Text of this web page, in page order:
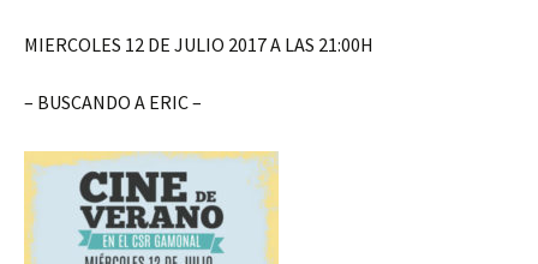
MIERCOLES 12 DE JULIO 2017 A LAS 21:00H
– BUSCANDO A ERIC –